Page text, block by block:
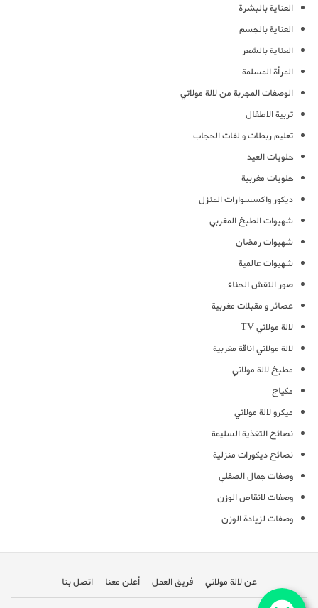
العناية بالبشرة
العناية بالجسم
العناية بالشعر
المرأة المسلمة
الوصفات المجربة من لالة مولاتي
تربية الاطفال
تعليم ربطات و لفات الحجاب
حلويات العيد
حلويات مغربية
ديكور واكسسوارات المنزل
شهيوات الطبخ المغربي
شهيوات رمضان
شهيوات عالمية
صور النقش الحناء
عصائر و مقبلات مغربية
لالة مولاتي TV
لالة مولاتي اناقة مغربية
مطبخ لالة مولاتي
مكياج
ميكرو لالة مولاتي
نصائح التغذية السليمة
نصائح ديكورات منزلية
وصفات جمال الصقلي
وصفات لانقاص الوزن
وصفات لزيادة الوزن
عن لالة مولاتي فريق العمل أعلن معنا اتصل بنا